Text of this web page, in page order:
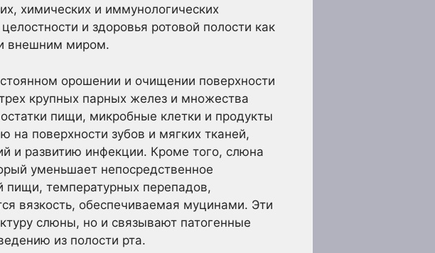
химических и иммунологических
и здоровья ротовой полости как
внешним миром.
орошении и очищении поверхности
крупных парных желез и множества
пищи, микробные клетки и продукты
поверхности зубов и мягких тканей,
и развитию инфекции. Кроме того, слюна
уменьшает непосредственное
пищи, температурных перепадов,
вязкость, обеспечиваемая муцинами. Эти
слюны, но и связывают патогенные
из полости рта.